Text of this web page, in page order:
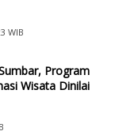
WIB
Program
Wisata Dinilai